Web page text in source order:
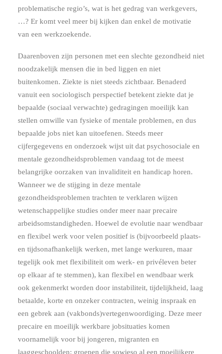
problematische regio’s, wat is het gedrag van werkgevers,
…? Er komt veel meer bij kijken dan enkel de motivatie
van een werkzoekende.
Daarenboven zijn personen met een slechte gezondheid niet
noodzakelijk mensen die in bed liggen en niet
buitenkomen. Ziekte is niet steeds zichtbaar. Benaderd
vanuit een sociologisch perspectief betekent ziekte dat je
bepaalde (sociaal verwachte) gedragingen moeilijk kan
stellen omwille van fysieke of mentale problemen, en dus
bepaalde jobs niet kan uitoefenen. Steeds meer
cijfergegevens en onderzoek wijst uit dat psychosociale en
mentale gezondheidsproblemen vandaag tot de meest
belangrijke oorzaken van invaliditeit en handicap horen.
Wanneer we de stijging in deze mentale
gezondheidsproblemen trachten te verklaren wijzen
wetenschappelijke studies onder meer naar precaire
arbeidsomstandigheden. Hoewel de evolutie naar wendbaar
en flexibel werk voor velen positief is (bijvoorbeeld plaats-
en tijdsonafhankelijk werken, met lange werkuren, maar
tegelijk ook met flexibiliteit om werk- en privéleven beter
op elkaar af te stemmen), kan flexibel en wendbaar werk
ook gekenmerkt worden door instabiliteit, tijdelijkheid, laag
betaalde, korte en onzeker contracten, weinig inspraak en
een gebrek aan (vakbonds)vertegenwoordiging. Deze meer
precaire en moeilijk werkbare jobsituaties komen
voornamelijk voor bij jongeren, migranten en
laaggeschoolden; groepen die sowieso al een moeilijkere